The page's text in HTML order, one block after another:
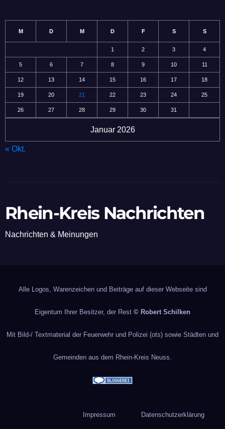
Januar 2026
M D M D F S S
1 2 3 4
5 6 7 8 9 10 11
12 13 14 15 16 17 18
19 20 21 22 23 24 25
26 27 28 29 30 31
« Okt.
Rhein-Kreis Nachrichten
Nachrichten & Meinungen
Alle Logos, Warenzeichen und Beiträge auf dieser Webseite sind
Eigentum Ihrer Besitzer, der Rest © Robert Schilken
Mit Bild-/ Textmaterial der Feuerwehr und Polizei (ots) sowie Städten und
Gemeinden aus dem Rhein-Kreis Neuss.
Impressum Datenschutzerklärung